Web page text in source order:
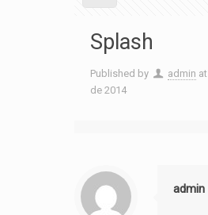
Splash
Published by admin at
de 2014
admin